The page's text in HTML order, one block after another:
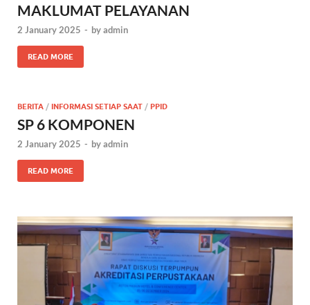
MAKLUMAT PELAYANAN
2 January 2025 - byadmin
READ MORE
BERITA / INFORMASI SETIAP SAAT / PPID
SP 6 KOMPONEN
2 January 2025 - byadmin
READ MORE